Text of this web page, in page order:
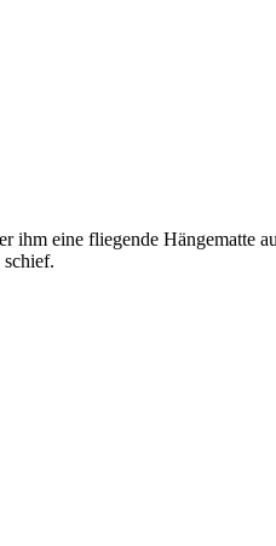
eine fliegende Hängematte